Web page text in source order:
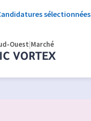
sélectionnées
Ouest Marché
VORTEX